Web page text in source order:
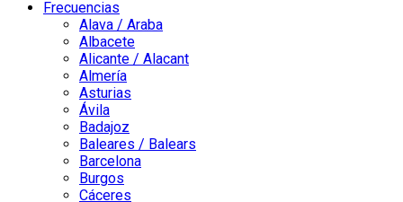
Frecuencias
Alava / Araba
Albacete
Alicante / Alacant
Almería
Asturias
Ávila
Badajoz
Baleares / Balears
Barcelona
Burgos
Cáceres